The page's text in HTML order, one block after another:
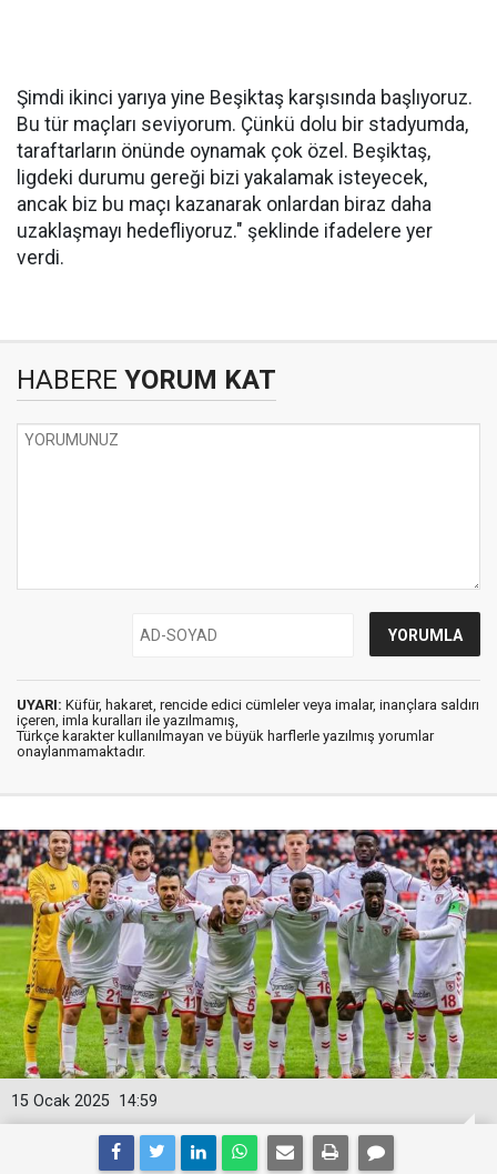
Şimdi ikinci yarıya yine Beşiktaş karşısında başlıyoruz.
Bu tür maçları seviyorum. Çünkü dolu bir stadyumda,
taraftarların önünde oynamak çok özel. Beşiktaş,
ligdeki durumu gereği bizi yakalamak isteyecek,
ancak biz bu maçı kazanarak onlardan biraz daha
uzaklaşmayı hedefliyoruz." şeklinde ifadelere yer
verdi.
HABERE YORUM KAT
UYARI: Küfür, hakaret, rencide edici cümleler veya imalar, inançlara saldırı
içeren, imla kuralları ile yazılmamış,
Türkçe karakter kullanılmayan ve büyük harflerle yazılmış yorumlar
onaylanmamaktadır.
14:59
15 Ocak 2025